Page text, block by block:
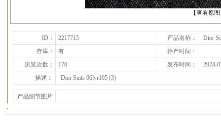
【查看原
ID： 2217715 产品名称：
Dior
存库：
有
停产时间：
浏览次数：
178 发布时间：
2024-
描述：
Dior Suits 06lyr105 (3)
产品细节图片